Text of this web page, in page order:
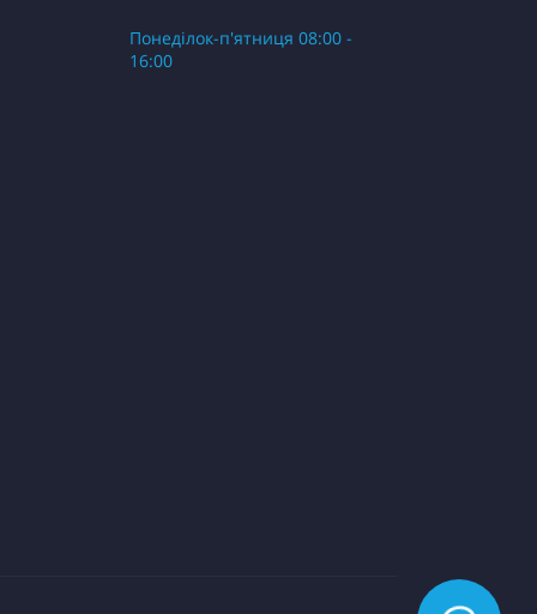
Понеділок-п'ятниця 08:00 -
16:00